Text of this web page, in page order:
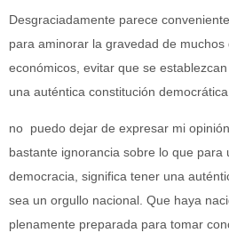
Desgraciadamente parece
para aminorar la gravedad de muchos
económicos, evitar que se
una auténtica constitución democrática.
no puedo dejar de expresar mi
bastante ignorancia sobre lo que para
democracia, significa tener una
sea un orgullo nacional. Que haya
plenamente preparada para tomar